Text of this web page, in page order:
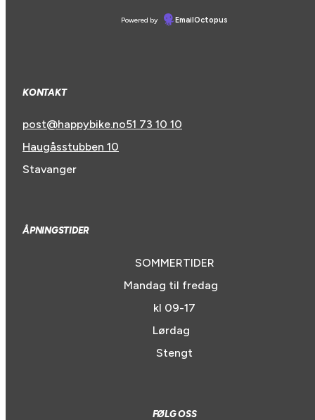
Powered by EmailOctopus
KONTAKT
post@happybike.no51 73 10 10
Haugåsstubben 10
Stavanger
ÅPNINGSTIDER
SOMMERTIDER
Mandag til fredag
kl 09-17
Lørdag
Stengt
FØLG OSS